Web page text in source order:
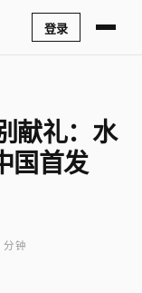
登录
献礼：水
国首发
钟